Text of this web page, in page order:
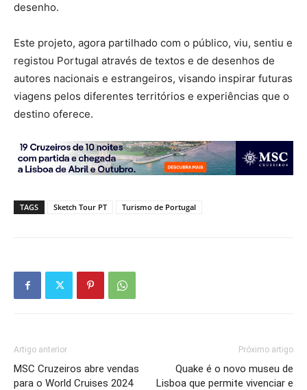
desenho.
Este projeto, agora partilhado com o público, viu, sentiu e
registou Portugal através de textos e de desenhos de
autores nacionais e estrangeiros, visando inspirar futuras
viagens pelos diferentes territórios e experiências que o
destino oferece.
TAGS Sketch Tour PT Turismo de Portugal
Artigo anterior
MSC Cruzeiros abre vendas
para o World Cruises 2024
Próximo artigo
Quake é o novo museu de
Lisboa que permite vivenciar e